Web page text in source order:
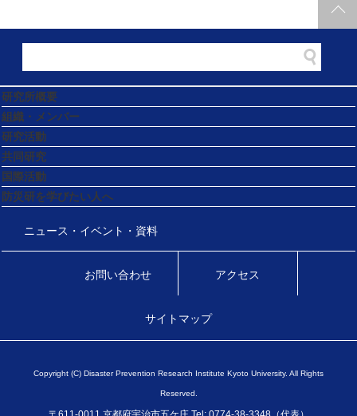
研究所概要
組織・メンバー
研究活動
共同研究
国際活動
防災研を学びたい人へ
ニュース・イベント・資料
お問い合わせ アクセス
サイトマップ
Copyright (C) Disaster Prevention Research Institute Kyoto University. All Rights
Reserved.